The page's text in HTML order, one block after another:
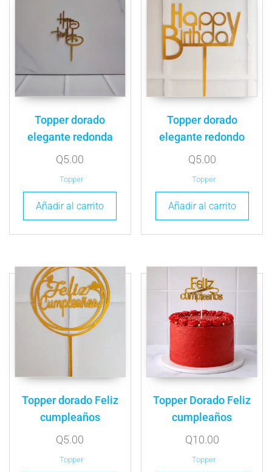
Topper dorado
elegante redonda
Q5.00
Topper
Añadir al carrito
Topper dorado
elegante redondo
Q5.00
Topper
Añadir al carrito
Topper dorado Feliz
cumpleaños
Q5.00
Topper
Topper Dorado Feliz
cumpleaños
Q10.00
Topper